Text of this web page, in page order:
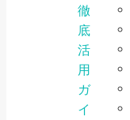
徹
底
活
用
ガ
イ